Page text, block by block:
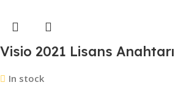
Visio 2021 Lisans Anahtarı
In stock